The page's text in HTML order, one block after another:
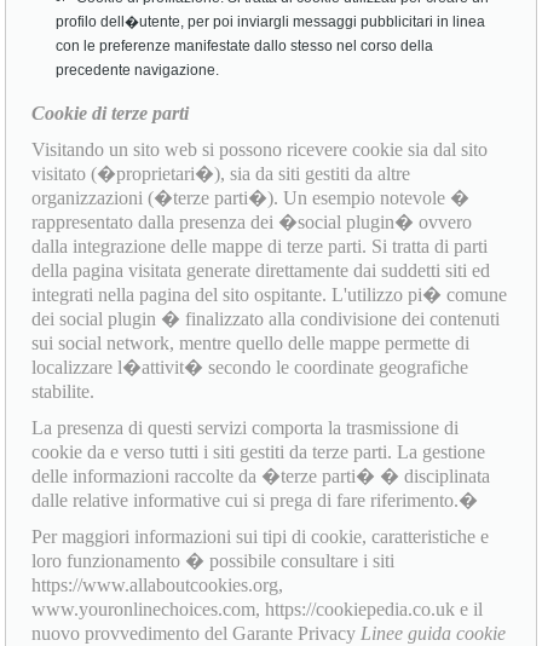
profilo dell�utente, per poi inviargli messaggi pubblicitari in linea
con le preferenze manifestate dallo stesso nel corso della
precedente navigazione.
Cookie di terze parti
Visitando un sito web si possono ricevere cookie sia dal sito
visitato (�proprietari�), sia da siti gestiti da altre
organizzazioni (�terze parti�). Un esempio notevole �
rappresentato dalla presenza dei �social plugin� ovvero
dalla integrazione delle mappe di terze parti. Si tratta di parti
della pagina visitata generate direttamente dai suddetti siti ed
integrati nella pagina del sito ospitante. L'utilizzo pi� comune
dei social plugin � finalizzato alla condivisione dei contenuti
sui social network, mentre quello delle mappe permette di
localizzare l�attivit� secondo le coordinate geografiche
stabilite.
La presenza di questi servizi comporta la trasmissione di
cookie da e verso tutti i siti gestiti da terze parti. La gestione
delle informazioni raccolte da �terze parti� � disciplinata
dalle relative informative cui si prega di fare riferimento.�
Per maggiori informazioni sui tipi di cookie, caratteristiche e
loro funzionamento � possibile consultare i siti
https://www.allaboutcookies.org,
www.youronlinechoices.com, https://cookiepedia.co.uk e il
nuovo provvedimento del Garante Privacy Linee guida cookie